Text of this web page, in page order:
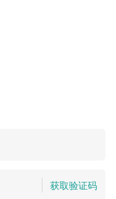
获取验证码